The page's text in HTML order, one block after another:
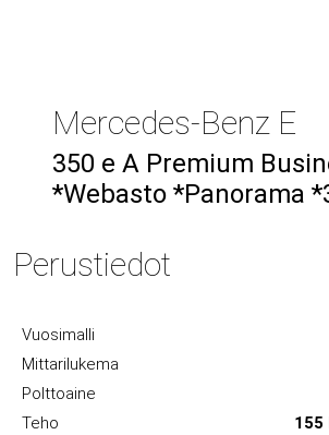
Mercedes-Benz E
350 e A Premium
*Webasto *Panorama
Perustiedot
Vuosimalli
Mittarilukema
Polttoaine
Teho
155